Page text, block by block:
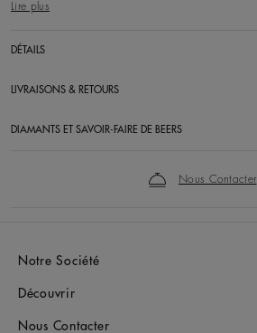
Lire plus
DÉTAILS
LIVRAISONS & RETOURS
DIAMANTS ET SAVOIR-FAIRE DE BEERS
Nous Contacter
Notre Société
Découvrir
Nous Contacter